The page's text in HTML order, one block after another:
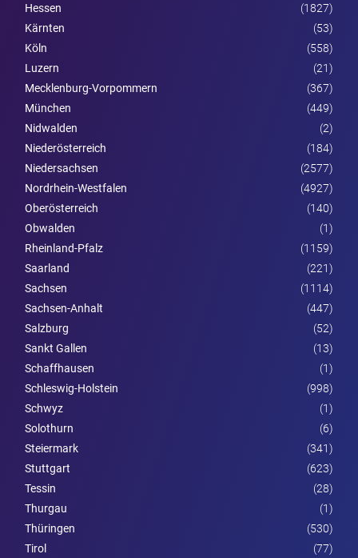
Hessen
(1827)
Kärnten
(53)
Köln
(558)
Luzern
(21)
Mecklenburg-Vorpommern
(367)
München
(449)
Nidwalden
(2)
Nieder­österreich
(184)
Niedersachsen
(2577)
Nordrhein-Westfalen
(4927)
Ober­österreich
(140)
Obwalden
(1)
Rheinland-Pfalz
(1159)
Saarland
(221)
Sachsen
(1114)
Sachsen-Anhalt
(447)
Salzburg
(52)
Sankt Gallen
(13)
Schaffhausen
(1)
Schleswig-Holstein
(998)
Schwyz
(1)
Solothurn
(6)
Steier­mark
(341)
Stuttgart
(623)
Tessin
(28)
Thurgau
(1)
Thüringen
(530)
Tirol
(77)